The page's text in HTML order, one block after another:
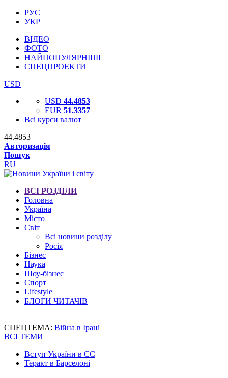
РУС
УКР
ВІДЕО
ФОТО
НАЙПОПУЛЯРНІШІ
СПЕЦПРОЕКТИ
USD
USD 44.4853
EUR 51.3357
Всі курси валют
44.4853
Авторизація
Пошук
RU
ВСІ РОЗДІЛИ
Головна
Україна
Місто
Світ
Всі новини розділу
Росія
Бізнес
Наука
Шоу-бізнес
Спорт
Lifestyle
БЛОГИ ЧИТАЧІВ
СПЕЦТЕМА: Війна в Ірані
ВСІ ТЕМИ
Вступ України в ЄС
Теракт в Барселоні